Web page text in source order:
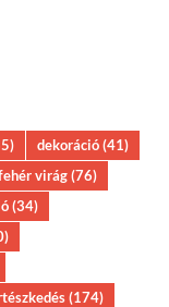
dekoráció(41)
virág(76)
(34)
(174)